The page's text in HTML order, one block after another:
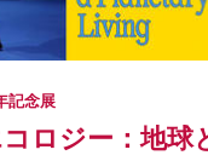
記念展
ロジー：地球